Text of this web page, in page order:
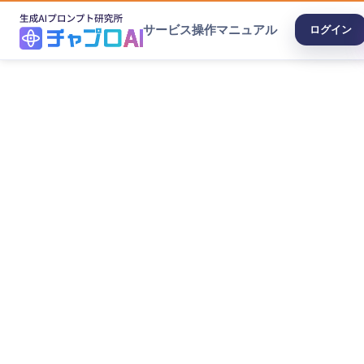
サービス操作マニュアル ログイン